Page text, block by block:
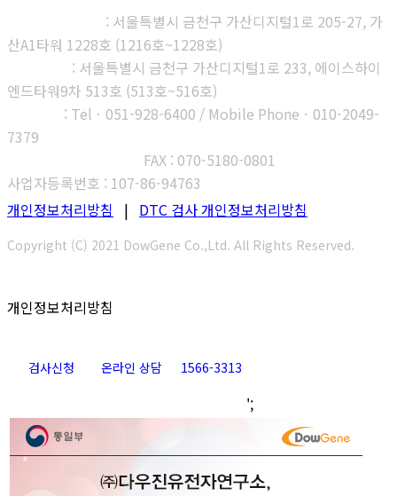
: 서울특별시 금천구 가산디지털1로 205-27, 가
산A1타워 1228호 (1216호~1228호)
: 서울특별시 금천구 가산디지털1로 233, 에이스하이
엔드타워9차 513호 (513호~516호)
: Telㆍ051-928-6400 / Mobile Phoneㆍ010-2049-
7379
FAX : 070-5180-0801
사업자등록번호 : 107-86-94763
개인정보처리방침 | DTC 검사 개인정보처리방침
Copyright (C) 2021 DowGene Co.,Ltd. All Rights Reserved.
개인정보처리방침
검사신청 온라인 상담 1566-3313
Go
';